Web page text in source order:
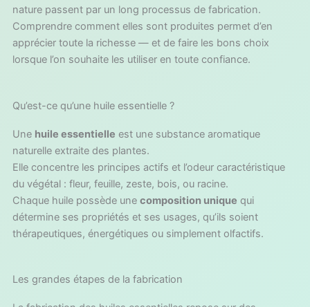
nature passent par un long processus de fabrication.
Comprendre comment elles sont produites permet d’en
apprécier toute la richesse — et de faire les bons choix
lorsque l’on souhaite les utiliser en toute confiance.
Qu’est-ce qu’une huile essentielle ?
Une huile essentielle est une substance aromatique
naturelle extraite des plantes.
Elle concentre les principes actifs et l’odeur caractéristique
du végétal : fleur, feuille, zeste, bois, ou racine.
Chaque huile possède une composition unique qui
détermine ses propriétés et ses usages, qu’ils soient
thérapeutiques, énergétiques ou simplement olfactifs.
Les grandes étapes de la fabrication